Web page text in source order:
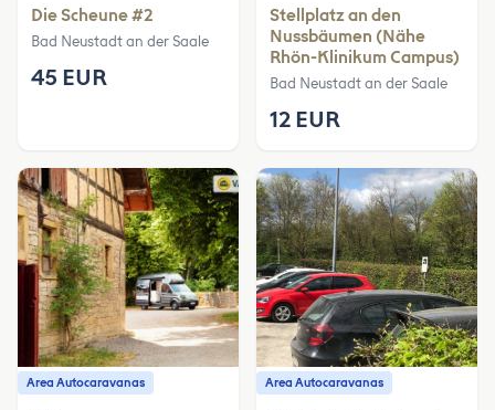
Die Scheune #2
Bad Neustadt an der Saale
45 EUR
Stellplatz an den
Nussbäumen (Nähe
Rhön-Klinikum Campus)
Bad Neustadt an der Saale
12 EUR
Area Autocaravanas Area Autocaravanas